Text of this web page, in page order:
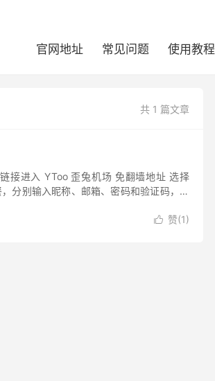
官网地址 常见问题 使用教程
共 1 篇文章
接进入 YToo 歪兔机场 免翻墙地址 选择
分别输入昵称、邮箱、密码和验证码，购
 赞(1)